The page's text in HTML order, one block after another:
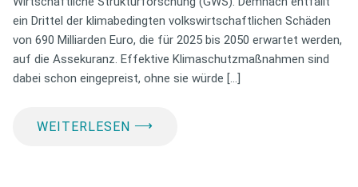
ein Drittel der klimabedingten volkswirtschaftlichen Schäden
von 690 Milliarden Euro, die für 2025 bis 2050 erwartet werden,
auf die Assekuranz. Effektive Klimaschutzmaßnahmen sind
dabei schon eingepreist, ohne sie würde […]
WEITERLESEN ⟶